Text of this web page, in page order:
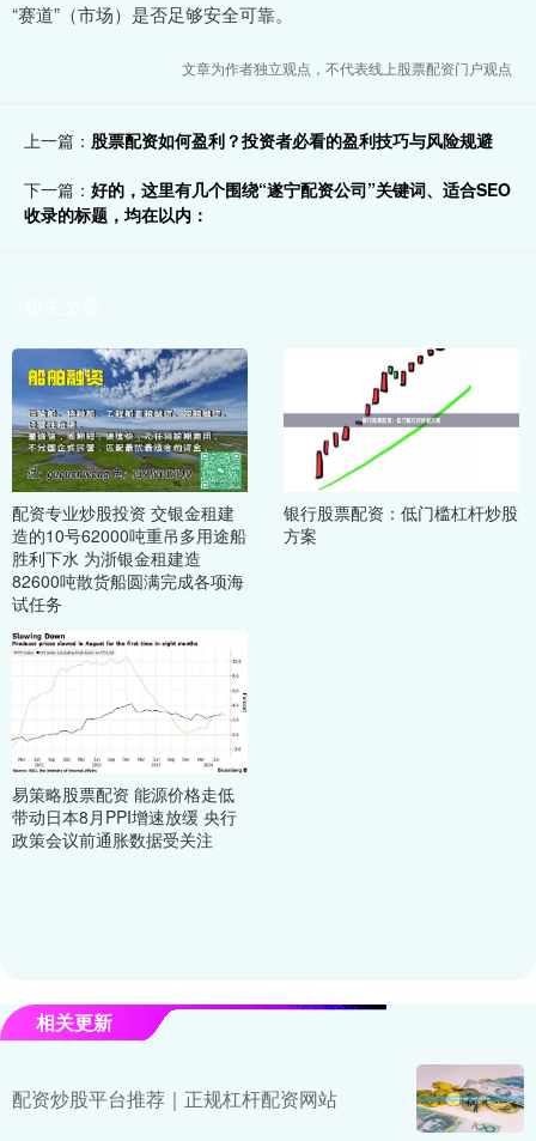
“赛道”（市场）是否足够安全可靠。
文章为作者独立观点，不代表线上股票配资门户观点
上一篇： 股票配资如何盈利？投资者必看的盈利技巧与风险规避
下一篇： 好的，这里有几个围绕“遂宁配资公司”关键词、适合SEO
收录的标题，均在以内：
配资专业炒股投资 交银金租建
造的10号62000吨重吊多用途船
胜利下水 为浙银金租建造
82600吨散货船圆满完成各项海
试任务
银行股票配资：低门槛杠杆炒股
方案
易策略股票配资 能源价格走低
带动日本8月PPI增速放缓 央行
政策会议前通胀数据受关注
相关更新
配资炒股平台推荐｜正规杠杆配资网站